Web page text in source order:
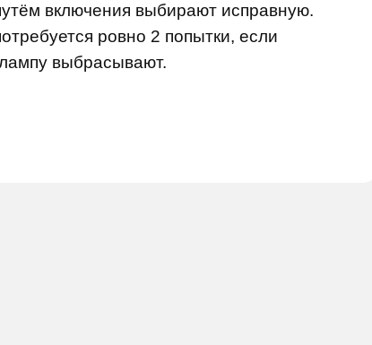
включения выбирают исправную.
ровно 2 попытки, если
выбрасывают.